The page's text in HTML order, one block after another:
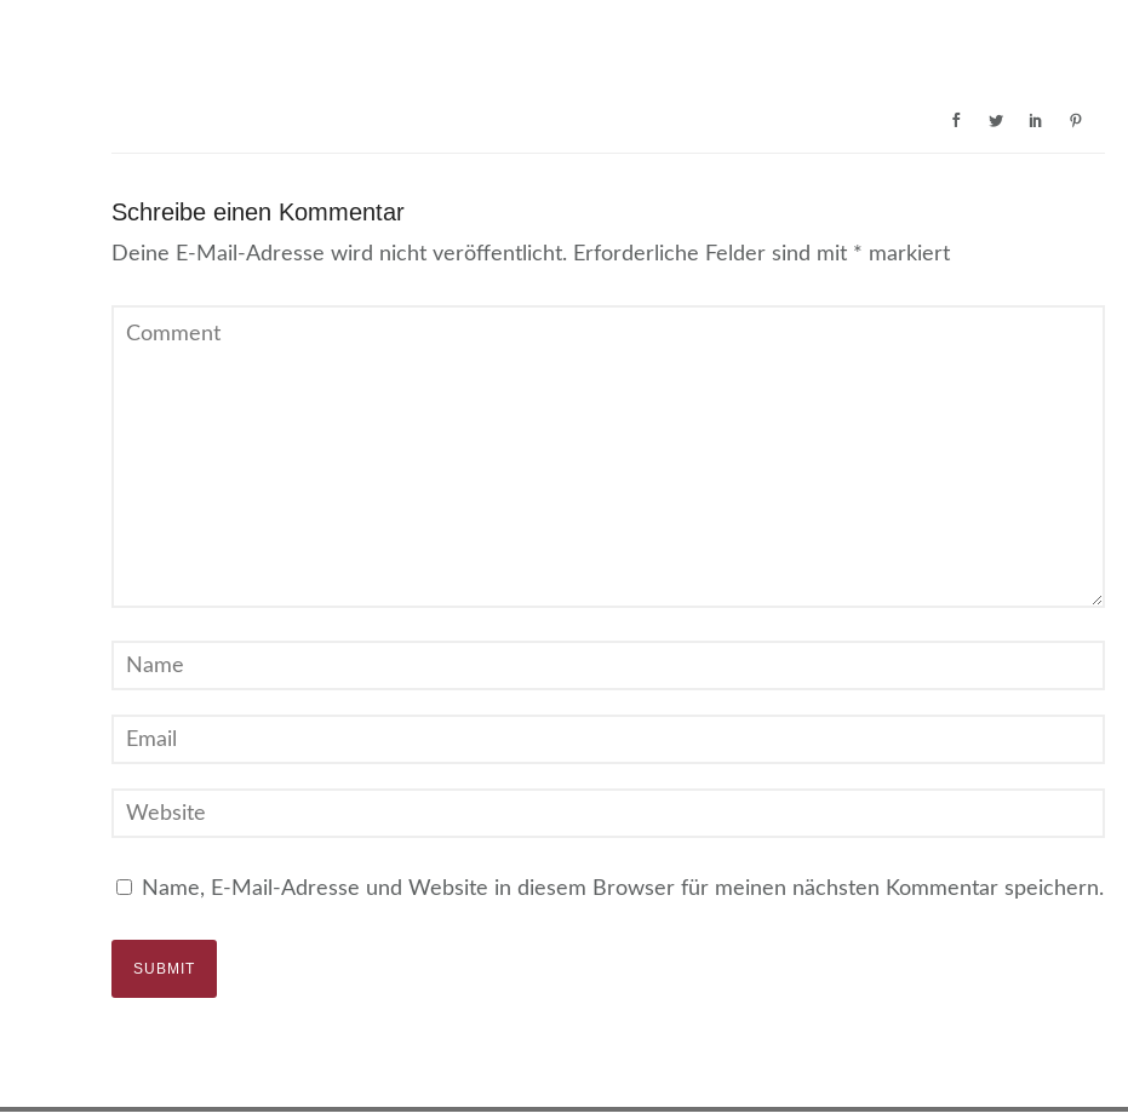
Schreibe einen Kommentar
Deine E-Mail-Adresse wird nicht veröffentlicht. Erforderliche Felder sind mit * markiert
Name, E-Mail-Adresse und Website in diesem Browser für meinen nächsten Kommentar speichern.